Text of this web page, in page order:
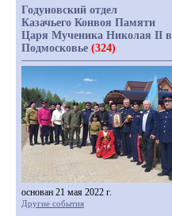
Годуновский отдел
Казачьего Конвоя Памяти
Царя Мученика Николая II в
Подмосковье (324)
основан 21 мая 2022 г.
Другие события